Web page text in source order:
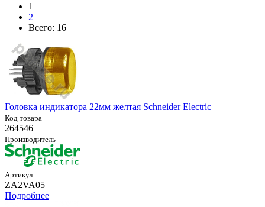
1
2
Всего: 16
Головка индикатора 22мм желтая Schneider Electric
Код товара
264546
Производитель
Артикул
ZA2VA05
Подробнее